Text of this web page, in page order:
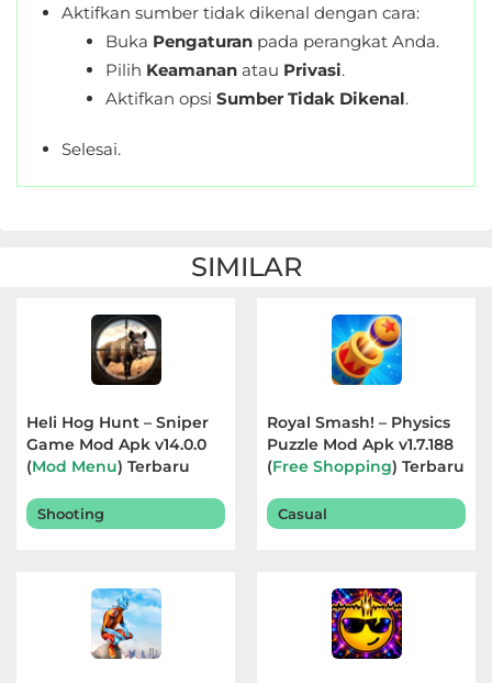
Aktifkan sumber tidak dikenal dengan cara:
Buka Pengaturan pada perangkat Anda.
Pilih Keamanan atau Privasi.
Aktifkan opsi Sumber Tidak Dikenal.
Selesai.
SIMILAR
Heli Hog Hunt – Sniper
Game Mod Apk v14.0.0
(Mod Menu) Terbaru
Shooting
Royal Smash! – Physics
Puzzle Mod Apk v1.7.188
(Free Shopping) Terbaru
Casual